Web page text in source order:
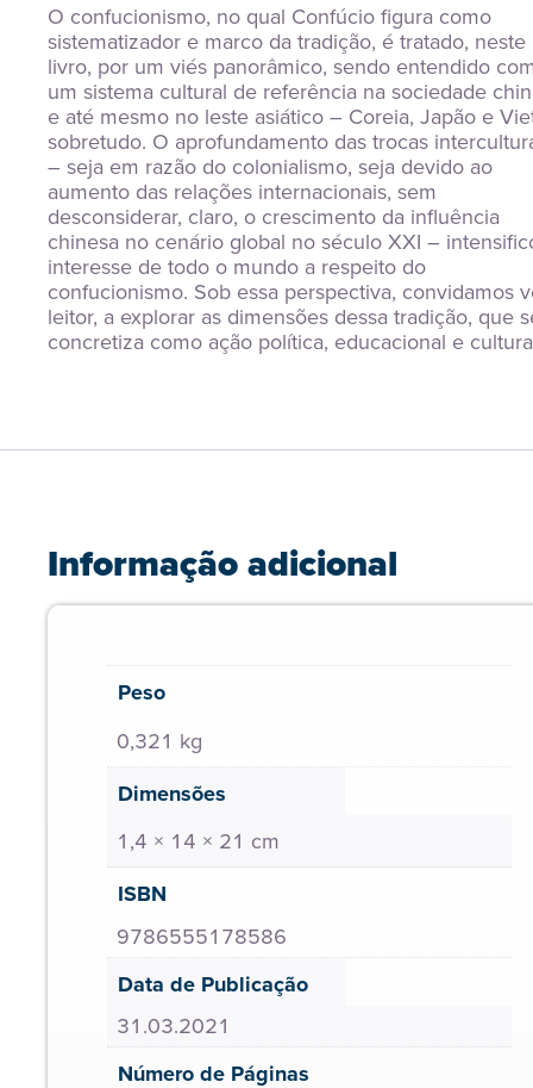
O confucionismo, no qual Confúcio figura como
sistematizador e marco da tradição, é tratado, neste
livro, por um viés panorâmico, sendo entendido
um sistema cultural de referência na sociedade
e até mesmo no leste asiático – Coreia, Japão e
sobretudo. O aprofundamento das trocas
– seja em razão do colonialismo, seja devido ao
aumento das relações internacionais, sem
desconsiderar, claro, o crescimento da influência
chinesa no cenário global no século XXI –
interesse de todo o mundo a respeito do
confucionismo. Sob essa perspectiva, convidamos
leitor, a explorar as dimensões dessa tradição, que
concretiza como ação política, educacional e
Informação adicional
Peso
0,321 kg
Dimensões
1,4 × 14 × 21 cm
ISBN
9786555178586
Data de Publicação
31.03.2021
Número de Páginas